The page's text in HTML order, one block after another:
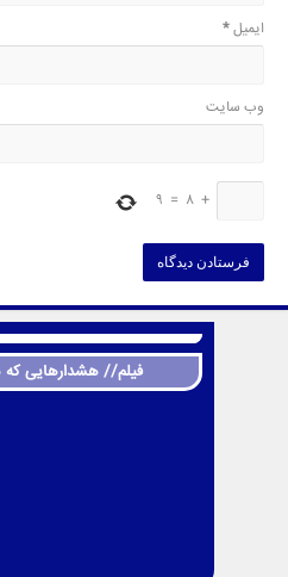
ایمیل*
وب‌ سایت
+
8
=
9
فیلم// هشدارهایی که